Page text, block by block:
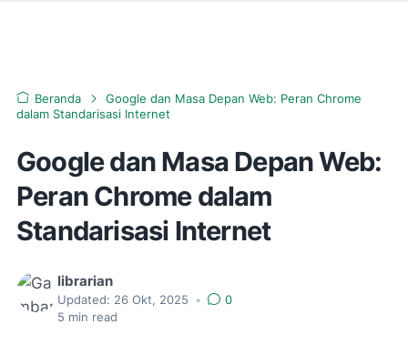
Beranda
Google dan Masa Depan Web: Peran Chrome
dalam Standarisasi Internet
Google dan Masa Depan Web:
Peran Chrome dalam
Standarisasi Internet
librarian
Updated: 26 Okt, 2025 •
0
5 min read